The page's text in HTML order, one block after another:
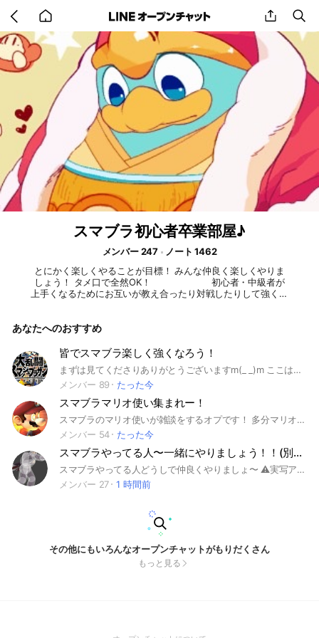
back
to
home
share
スマブラ初心者卒業部屋♪
メンバー 247
ノート 1462
とにかく楽しくやることが目標！ みんな仲良く楽しくやりま
しょう！ タメ口で全然OK！ 初心者・中級者が
上手くなるためにお互いが教え合ったり対戦したりして強くな
プ魔…♋️ 魔境…😈 VIP…👑 600万以上…🔰 600万未満…👶を 名
ノートに自己紹介書いてください 最後に下ネタや酷いことを
言う場合即通報させていただきます。 #スマブラ #初心
者
あなたへのおすすめ
皆でスマブラ楽しく強くなろう！
まずは見てくださりありがとうございますm(_ _)m ここはスマブラでも雑談でも可能なオープンチャットです！ ルール等は大事なノートの確認を、異論や意見等があれば遠慮なく言ってもらえると幸いです(*^^*) スマブラを楽しみたい、スマブラで強くなりたい、どんな思いを持ってる人でも大歓迎致します！ マナーなどは守って頂きたいですが皆で楽しくスマブラやっていきましょう👍️ 設立日2026/6/4 #スマブラ #大乱闘スマッシュブラザーズ #スマブラSP #SSBU
メンバー 89
たった今
スマブラマリオ使い集まれー！
スマブラのマリオ使いが雑談をするオプです！ 多分マリオだから人集まらない (全然何使いでも入っていいですよ！) 即抜け荒らし❌でお願いしますm(_ _)m
メンバー 54
たった今
スマブラやってる人〜一緒にやりましょう！！(別ゲーも)
スマブラやってる人どうしで仲良くやりましょ〜 ⚠️実写アイコンと本名にお気をつけください #スマブラ#スマブラSP#ゲーム#雑談 #スマブラ雑談オプ#Switch#初心者#中級者#上級者#誰でも#かまぼこ#かまぼこ好きと繋がりたい#Nintendoかまぼこ#大潜入かまぼこ工場SP#ﾌｪｰｰｯﾍﾌｪﾌｯﾌｪﾍｯﾍｳﾎﾎｯﾎﾎｰｩ#雑談
メンバー 27
1 時間前
その他にもいろんなオープンチャットがもりだくさん
もっと見る